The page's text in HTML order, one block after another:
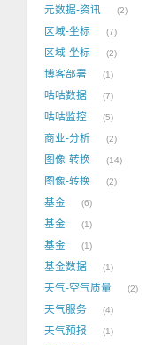
元数据-资讯 2
区域-坐标 7
区域-坐标 2
博客部署 1
咕咕数据 7
咕咕监控 5
商业-分析 2
图像-转换 14
图像-转换 2
基金 6
基金 1
基金 1
基金数据 1
天气-空气质量 2
天气服务 4
天气预报 1